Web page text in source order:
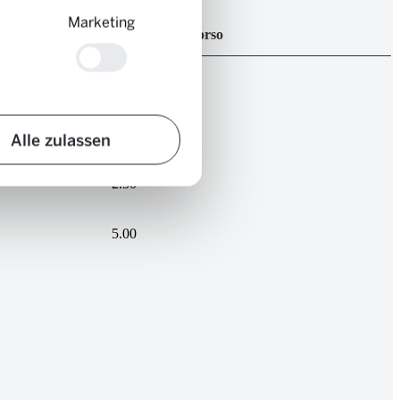
Marketing
Alle zulassen
Inizio del percorso
2.50
5.00